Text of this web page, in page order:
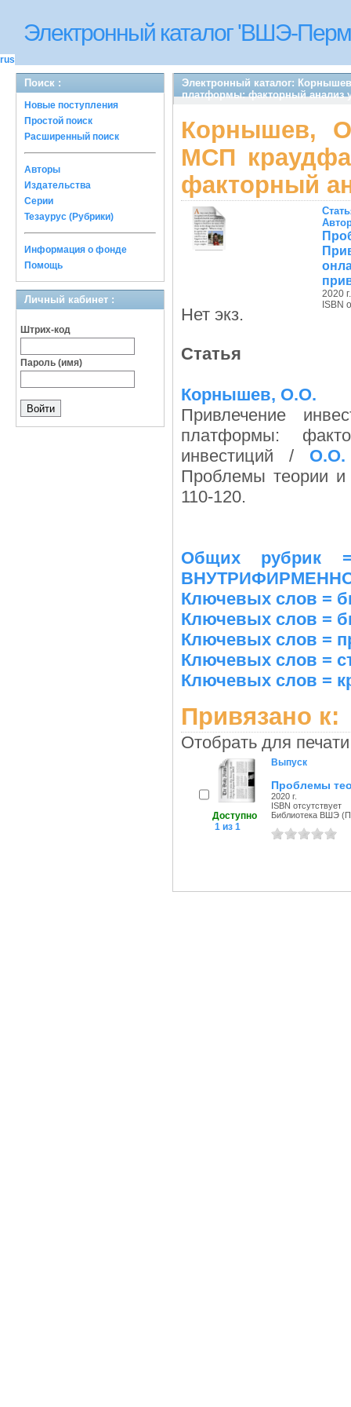
Электронный каталог 'ВШЭ-
rus
Поиск :
Новые поступления
Простой поиск
Расширенный поиск
Авторы
Издательства
Серии
Тезаурус (Рубрики)
Информация о фонде
Помощь
Личный кабинет :
Штрих-код
Пароль (имя)
Электронный каталог:
платформы: факторный анализ
Корнышев,
МСП
факторный
Нет экз.
2020 г.
ISBN
Статья
Корнышев, О.О.
Привлечение
платформы:
инвестиций /
Проблемы теории
110-120.
Общих рубрик
Ключевых слов =
Ключевых слов =
Ключевых слов =
Ключевых слов =
Ключевых слов =
Привязано к:
Отобрать для
Доступно
1 из 1
Выпуск
Проблемы
2020 г.
ISBN отсутствует
Библиотека ВШЭ